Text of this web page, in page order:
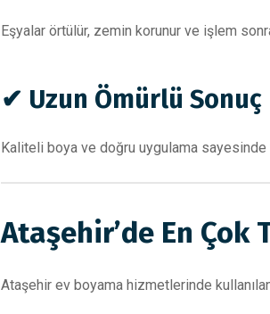
Eşyalar örtülür, zemin korunur ve işlem
✔ Uzun Ömürlü Sonuç
Kaliteli boya ve doğru uygulama sayesinde
Ataşehir’de En Çok
Ataşehir ev boyama hizmetlerinde